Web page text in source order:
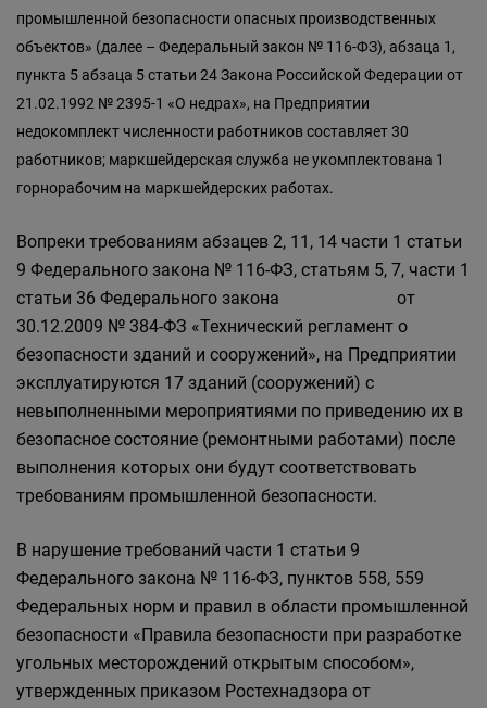
промышленной безопасности опасных производственных
объектов» (далее – Федеральный закон № 116-ФЗ), абзаца 1,
пункта 5 абзаца 5 статьи 24 Закона Российской Федерации от
21.02.1992 № 2395-1 «О недрах», на Предприятии
недокомплект численности работников составляет 30
работников; маркшейдерская служба не укомплектована 1
горнорабочим на маркшейдерских работах.
Вопреки требованиям абзацев 2, 11, 14 части 1 статьи
9 Федерального закона № 116-ФЗ, статьям 5, 7, части 1
статьи 36 Федерального закона от
30.12.2009 № 384-ФЗ «Технический регламент о
безопасности зданий и сооружений», на Предприятии
эксплуатируются 17 зданий (сооружений) с
невыполненными мероприятиями по приведению их в
безопасное состояние (ремонтными работами) после
выполнения которых они будут соответствовать
требованиям промышленной безопасности.
В нарушение требований части 1 статьи 9
Федерального закона № 116-ФЗ, пунктов 558, 559
Федеральных норм и правил в области промышленной
безопасности «Правила безопасности при разработке
угольных месторождений открытым способом»,
утвержденных приказом Ростехнадзора от